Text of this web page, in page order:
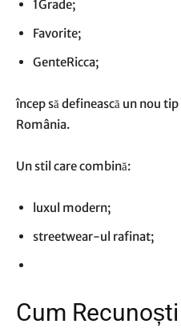
1Grade;
Favorite;
GenteRicca;
încep să definească un nou
România.
Un stil care combină:
luxul modern;
streetwear-ul rafinat;
Cum